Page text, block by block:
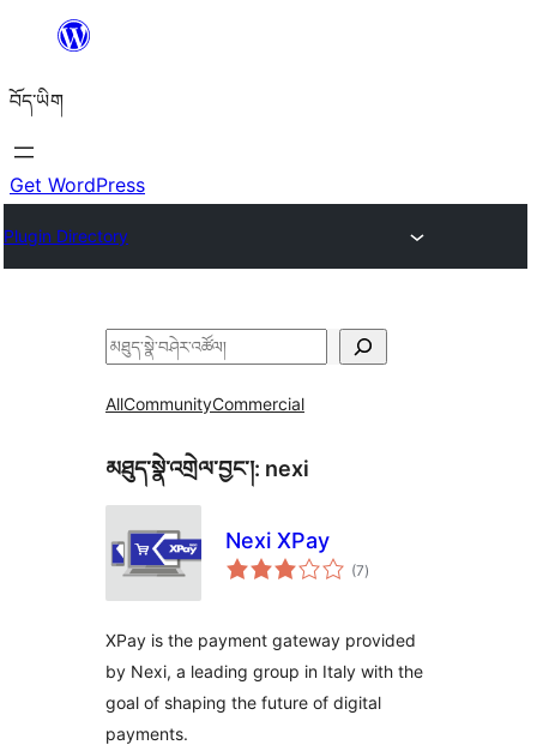
content
བོད་ཡིག
Get WordPress
Plugin Directory
བཤེར་
AllCommunityCommercial
མཐུད་སྣེ་འགྲེལ་བྱང་།: nexi
Nexi XPay
(7གདེང་
འཇོག་
)
XPay is the payment gateway provided
by Nexi, a leading group in Italy with the
goal of shaping the future of digital
payments.